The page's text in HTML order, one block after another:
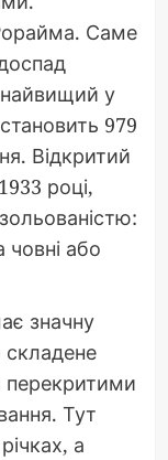
Саме
у
979
Відкритий
році,
або
значну
складене
перекритими
Тут
а